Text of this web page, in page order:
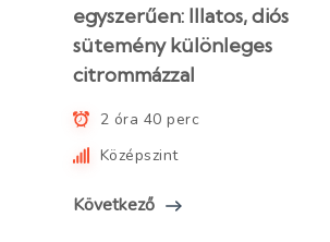
egyszerűen: Illatos, diós
sütemény különleges
citrommázzal
2 óra 40 perc
Középszint
Következő